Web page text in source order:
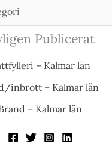
Publicerat
– Kalmar län
inbrott – Kalmar län
– Kalmar län